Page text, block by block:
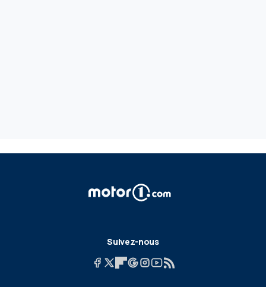
Suivez-nous